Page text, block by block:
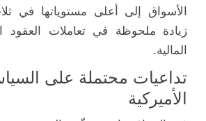
الأسواق إلى أعلى مستوياتها في
زيادة ملحوظة في تعاملات العقود
المالية.
تداعيات محتملة على
الأميركية